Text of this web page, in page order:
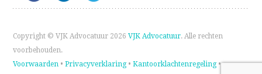
Copyright © VJK Advocatuur 2026VJK Advocatuur. Alle rechten
voorbehouden.
Voorwaarden •Privacyverklaring•Kantoorklachtenregeling•